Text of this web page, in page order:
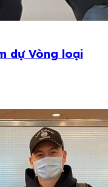
dự Vòng loại